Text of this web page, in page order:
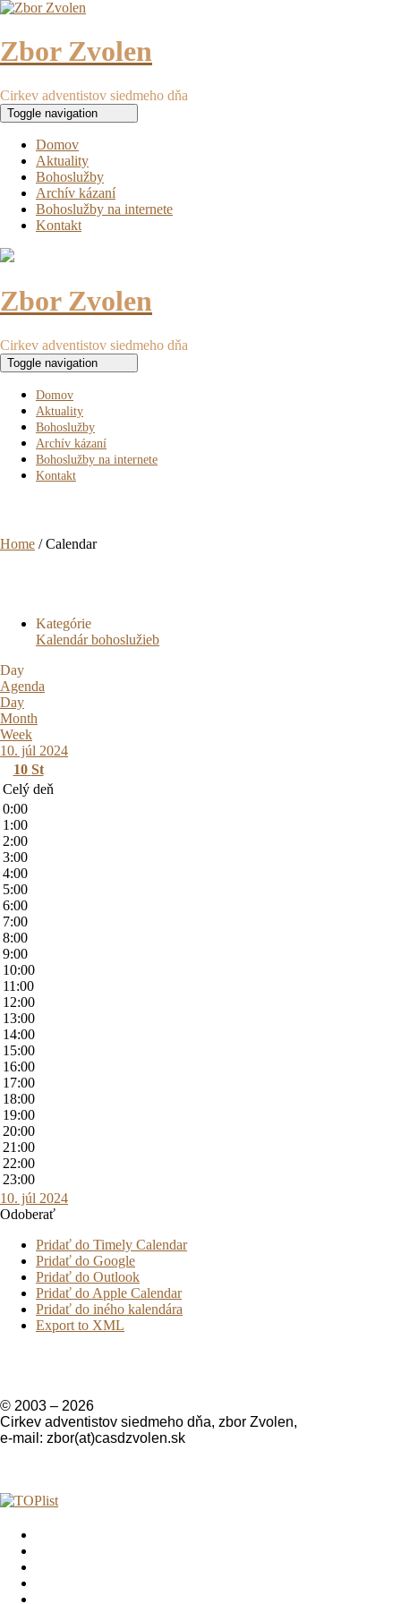
Zbor Zvolen
Cirkev adventistov siedmeho dňa
Toggle navigation
Domov
Aktuality
Bohoslužby
Archív kázaní
Bohoslužby na internete
Kontakt
Zbor Zvolen
Cirkev adventistov siedmeho dňa
Toggle navigation
Domov
Aktuality
Bohoslužby
Archív kázaní
Bohoslužby na internete
Kontakt
Home / Calendar
Kategórie
Kalendár bohoslužieb
Day
Agenda
Day
Month
Week
10. júl 2024
10 St
Celý deň
0:00
1:00
2:00
3:00
4:00
5:00
6:00
7:00
8:00
9:00
10:00
11:00
12:00
13:00
14:00
15:00
16:00
17:00
18:00
19:00
20:00
21:00
22:00
23:00
10. júl 2024
Odoberať
Pridať do Timely Calendar
Pridať do Google
Pridať do Outlook
Pridať do Apple Calendar
Pridať do iného kalendára
Export to XML
© 2003 – 2026
Cirkev adventistov siedmeho dňa, zbor Zvolen,
e-mail: zbor(at)casdzvolen.sk